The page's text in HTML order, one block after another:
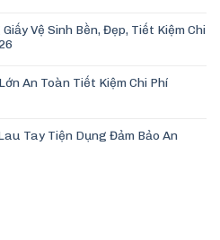
Vệ Sinh Bền, Đẹp, Tiết Kiệm Chi
An Toàn Tiết Kiệm Chi Phí
Tay Tiện Dụng Đảm Bảo An